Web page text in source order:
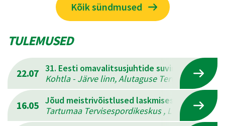
Kõik sündmused
TULEMUSED
22.07 31. Eesti omavalitsusjuhtide suvine
Kohtla - Järve linn, Alutaguse
16.05 Jõud meistrivõistlused laskmises
Tartumaa Tervisespordikeskus , L 16.05.2026 -